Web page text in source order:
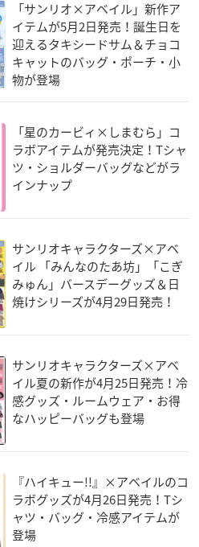
「サンリオ×アベイル」新作ア
イテムが5月2日発売！誕生日を
迎えるタキシードサム＆チョコ
キャットのバッグ・ポーチ・小
物が登場
「星のカービィ×しまむら」コ
ラボアイテムが発売決定！Tシャ
ツ・ショルダーバッグなどがラ
インナップ
サンリオキャラクターズ×アベ
イル 「みんなのたあ坊」「こぎ
みゅん」バースデーグッズ＆日
焼けシリーズが4月29日発売！
サンリオキャラクターズ×アベ
イル夏の新作が4月25日発売！冷
感グッズ・ルームウェア・お得
なハッピーバッグも登場
『ハイキュー!!』×アベイルのコ
ラボグッズが4月26日発売！Tシ
ャツ・バッグ・冷感アイテムが
登場